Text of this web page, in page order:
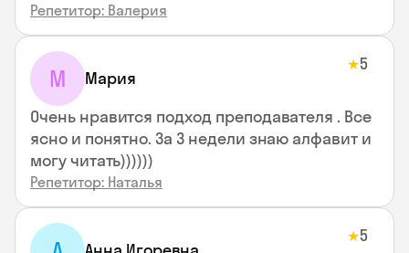
Репетитор: Валерия
М Мария
★5
Очень нравится подход преподавателя . Все
ясно и понятно. За 3 недели знаю алфавит и
могу читать))))))
Репетитор: Наталья
★5